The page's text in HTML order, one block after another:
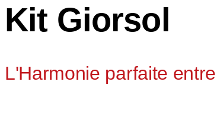
Kit Giorsol
L'Harmonie parfaite